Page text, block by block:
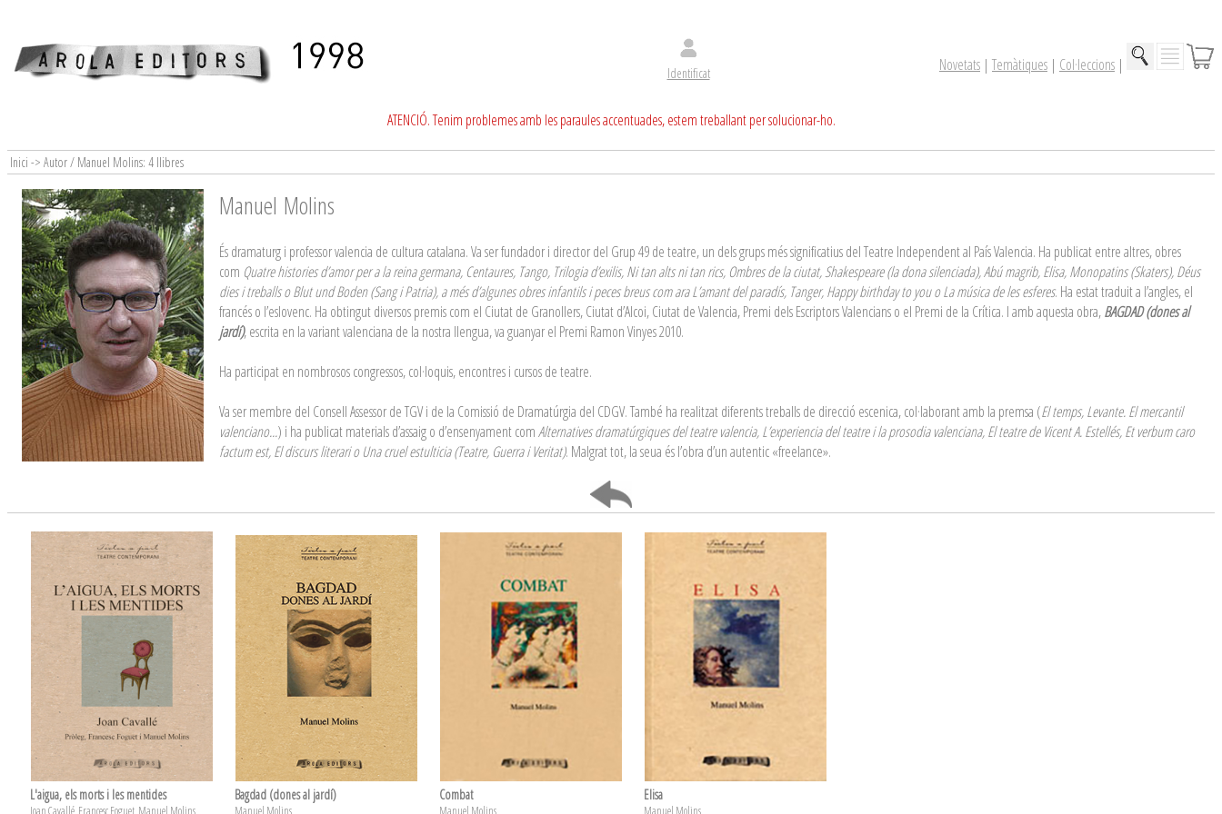
Identificat Novetats | Temàtiques | Col·leccions |
ATENCIÓ. Tenim problemes amb les paraules accentuades, estem treballant per solucionar-ho.
Inici -> Autor / Manuel Molins: 4 llibres
Manuel Molins
És dramaturg i professor valencia de cultura catalana. Va ser fundador i director del Grup 49 de teatre, un dels grups més significatius del Teatre Independent al País Valencia. Ha publicat entre altres, obres
com Quatre histories d’amor per a la reina germana, Centaures, Tango, Trilogia d’exilis, Ni tan alts ni tan rics, Ombres de la ciutat, Shakespeare (la dona silenciada), Abú magrib, Elisa, Monopatins (Skaters), Déus
dies i treballs o Blut und Boden (Sang i Patria), a més d’algunes obres infantils i peces breus com ara L’amant del paradís, Tanger, Happy birthday to you o La música de les esferes. Ha estat traduit a l’angles, el
francés o l’eslovenc. Ha obtingut diversos premis com el Ciutat de Granollers, Ciutat d’Alcoi, Ciutat de Valencia, Premi dels Escriptors Valencians o el Premi de la Crítica. I amb aquesta obra,BAGDAD (dones al
jardí), escrita en la variant valenciana de la nostra llengua, va guanyar el Premi Ramon Vinyes 2010.
Ha participat en nombrosos congressos, col·loquis, encontres i cursos de teatre.
Va ser membre del Consell Assessor de TGV i de la Comissió de Dramatúrgia del CDGV. També ha realitzat diferents treballs de direcció escenica, col·laborant amb la premsa (El temps, Levante. El mercantil
valenciano...) i ha publicat materials d’assaig o d’ensenyament comAlternatives dramatúrgiques del teatre valencia, L’experiencia del teatre i la prosodia valenciana, El teatre de Vicent A. Estellés, Et verbum caro
factum est, El discurs literari o Una cruel estulticia (Teatre, Guerra i Veritat). Malgrat tot, la seua és l’obra d’un autentic «freelance».
L'aigua, els morts i les mentides
Joan Cavallé, Francesc Foguet, Manuel Molins
Bagdad (dones al jardí)
Manuel Molins
Combat
Manuel Molins
Elisa
Manuel Molins